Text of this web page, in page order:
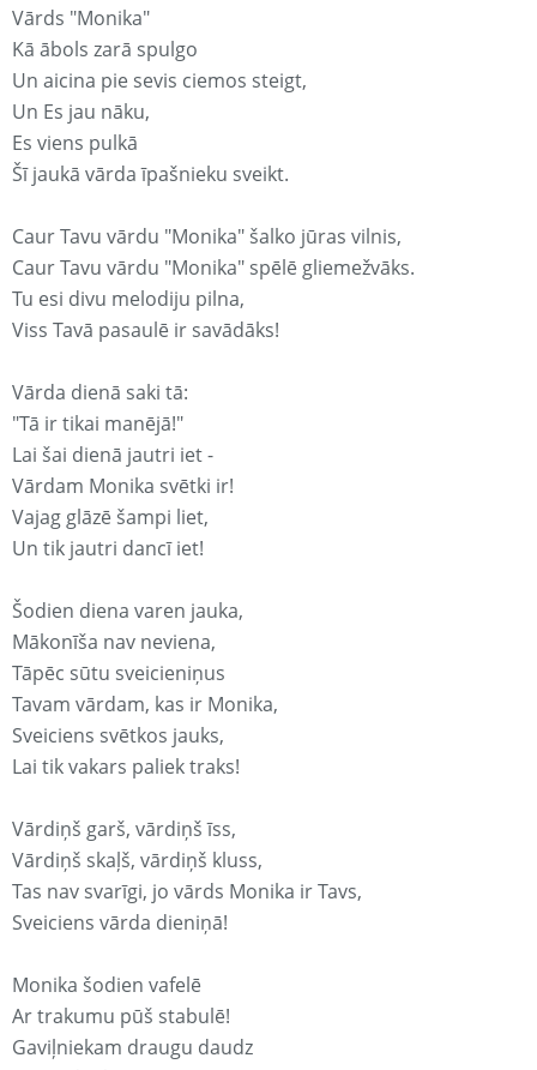
Vārds "Monika"
Kā ābols zarā spulgo
Un aicina pie sevis ciemos steigt,
Un Es jau nāku,
Es viens pulkā
Šī jaukā vārda īpašnieku sveikt.
Caur Tavu vārdu "Monika" šalko jūras vilnis,
Caur Tavu vārdu "Monika" spēlē gliemežvāks.
Tu esi divu melodiju pilna,
Viss Tavā pasaulē ir savādāks!
Vārda dienā saki tā:
"Tā ir tikai manējā!"
Lai šai dienā jautri iet -
Vārdam Monika svētki ir!
Vajag glāzē šampi liet,
Un tik jautri dancī iet!
Šodien diena varen jauka,
Mākonīša nav neviena,
Tāpēc sūtu sveicieniņus
Tavam vārdam, kas ir Monika,
Sveiciens svētkos jauks,
Lai tik vakars paliek traks!
Vārdiņš garš, vārdiņš īss,
Vārdiņš skaļš, vārdiņš kluss,
Tas nav svarīgi, jo vārds Monika ir Tavs,
Sveiciens vārda dieniņā!
Monika šodien vafelē
Ar trakumu pūš stabulē!
Gaviļniekam draugu daudz